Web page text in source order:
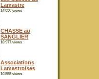
Lamastre
14 830 views
CHASSE au
SANGLIER
10 977 views
Associations
Lamastroises
10 555 views